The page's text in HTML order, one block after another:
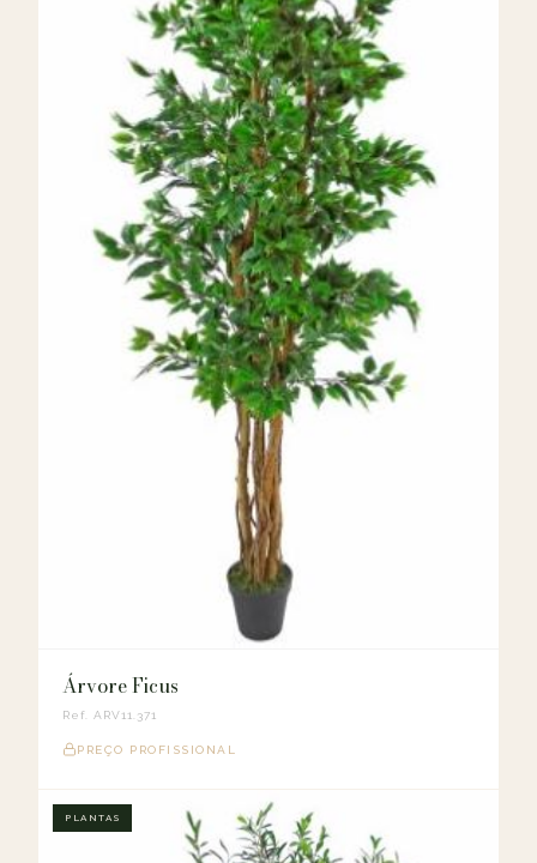
Árvore Ficus
Ref. ARV11.371
PREÇO PROFISSIONAL
PLANTAS